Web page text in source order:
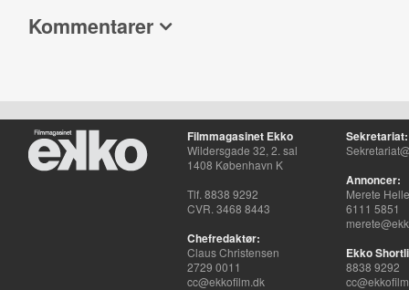
Kommentarer
Filmmagasinet Ekko
Wildersgade 32, 2. sal
1408 København K
Tlf. 8838 9292
CVR. 3468 8443
Chefredaktør:
Claus Christensen
2729 0011
cc@ekkofilm.dk
Sekretariat:
Annoncer:
Merete
6111 5851
Ekko
8838 9292